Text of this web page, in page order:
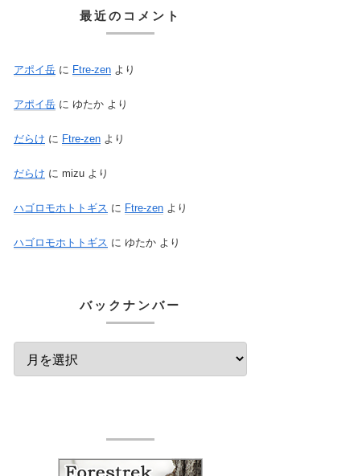
最近のコメント
アポイ岳 に Ftre-zen より
アポイ岳 に ゆたか より
だらけ に Ftre-zen より
だらけ に mizu より
ハゴロモホトトギス に Ftre-zen より
ハゴロモホトトギス に ゆたか より
バックナンバー